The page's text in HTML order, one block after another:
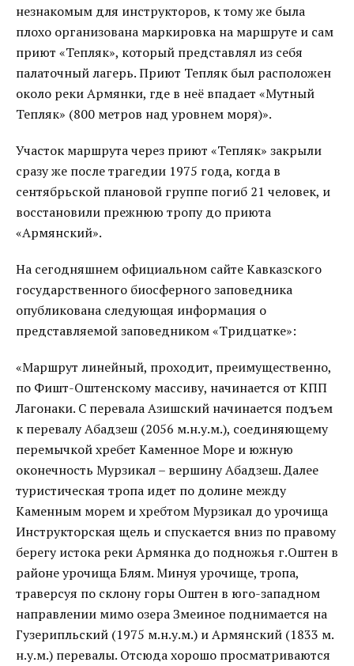
незнакомым для инструкторов, к тому же была
плохо организована маркировка на маршруте и сам
приют «Тепляк», который представлял из себя
палаточный лагерь. Приют Тепляк был расположен
около реки Армянки, где в неё впадает «Мутный
Тепляк» (800 метров над уровнем моря)».
Участок маршрута через приют «Тепляк» закрыли
сразу же после трагедии 1975 года, когда в
сентябрьской плановой группе погиб 21 человек, и
восстановили прежнюю тропу до приюта
«Армянский».
На сегодняшнем официальном сайте Кавказского
государственного биосферного заповедника
опубликована следующая информация о
представляемой заповедником «Тридцатке»:
«Маршрут линейный, проходит, преимущественно,
по Фишт-Оштенскому массиву, начинается от КПП
Лагонаки. С перевала Азишский начинается подъем
к перевалу Абадзеш (2056 м.н.у.м.), соединяющему
перемычкой хребет Каменное Море и южную
оконечность Мурзикал – вершину Абадзеш. Далее
туристическая тропа идет по долине между
Каменным морем и хребтом Мурзикал до урочища
Инструкторская щель и спускается вниз по правому
берегу истока реки Армянка до подножья г.Оштен в
районе урочища Блям. Минуя урочище, тропа,
траверсуя по склону горы Оштен в юго-западном
направлении мимо озера Змеиное поднимается на
Гузерипльский (1975 м.н.у.м.) и Армянский (1833 м.
н.у.м.) перевалы. Отсюда хорошо просматриваются